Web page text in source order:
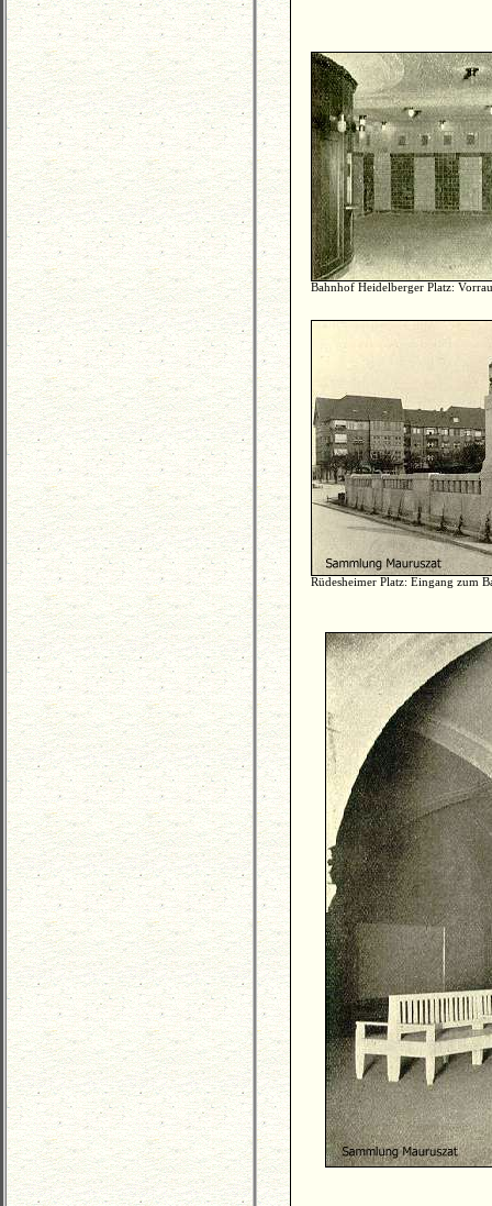
Bahnhof Heidelberger Platz:
Rüdesheimer Platz: Eingang zum